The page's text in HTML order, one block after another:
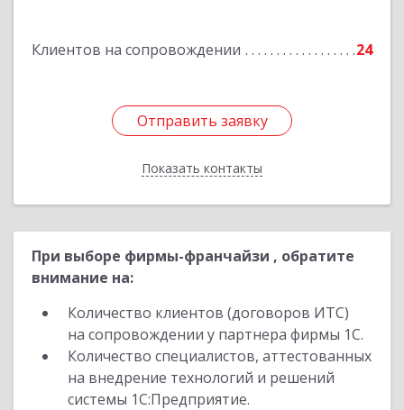
Клиентов на сопровождении 24
Отправить заявку
Показать контакты
Отправить заявку
Назад
При выборе фирмы-франчайзи , обратите
внимание на:
Количество клиентов (договоров ИТС)
на сопровождении у партнера фирмы 1С.
Количество специалистов, аттестованных
на внедрение технологий и решений
системы 1С:Предприятие.